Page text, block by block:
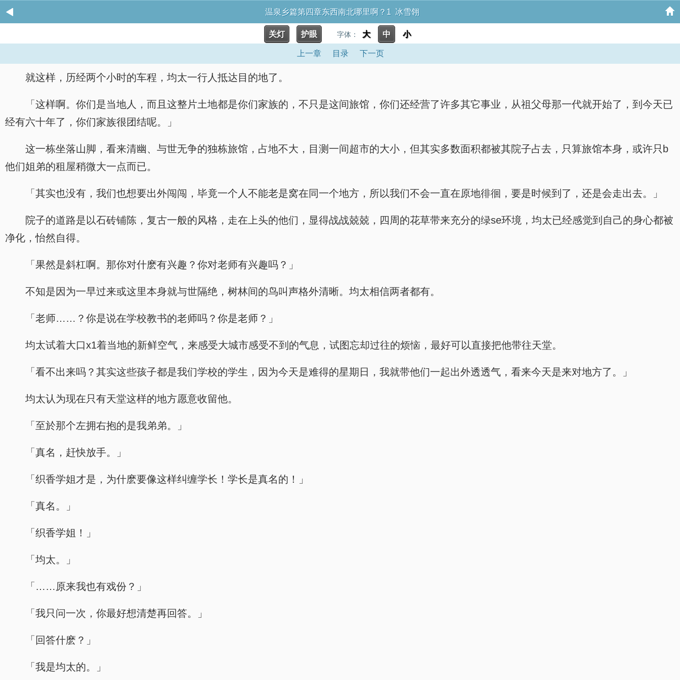
温泉乡篇第四章东西南北哪里啊？1 冰雪翎
关灯 护眼 字体： 大 中 小
上一章 目录 下一页
就这样，历经两个小时的车程，均太一行人抵达目的地了。
「这样啊。你们是当地人，而且这整片土地都是你们家族的，不只是这间旅馆，你们还经营了许多其它事业，从祖父母那一代就开始了，到今天已
经有六十年了，你们家族很团结呢。」
这一栋坐落山脚，看来清幽、与世无争的独栋旅馆，占地不大，目测一间超市的大小，但其实多数面积都被其院子占去，只算旅馆本身，或许只b
他们姐弟的租屋稍微大一点而已。
「其实也没有，我们也想要出外闯闯，毕竟一个人不能老是窝在同一个地方，所以我们不会一直在原地徘徊，要是时候到了，还是会走出去。」
院子的道路是以石砖铺陈，复古一般的风格，走在上头的他们，显得战战兢兢，四周的花草带来充分的绿se环境，均太已经感觉到自己的身心都被
净化，怡然自得。
「果然是斜杠啊。那你对什麽有兴趣？你对老师有兴趣吗？」
不知是因为一早过来或这里本身就与世隔绝，树林间的鸟叫声格外清晰。均太相信两者都有。
「老师……？你是说在学校教书的老师吗？你是老师？」
均太试着大口x1着当地的新鲜空气，来感受大城市感受不到的气息，试图忘却过往的烦恼，最好可以直接把他带往天堂。
「看不出来吗？其实这些孩子都是我们学校的学生，因为今天是难得的星期日，我就带他们一起出外透透气，看来今天是来对地方了。」
均太认为现在只有天堂这样的地方愿意收留他。
「至於那个左拥右抱的是我弟弟。」
「真名，赶快放手。」
「织香学姐才是，为什麽要像这样纠缠学长！学长是真名的！」
「真名。」
「织香学姐！」
「均太。」
「……原来我也有戏份？」
「我只问一次，你最好想清楚再回答。」
「回答什麽？」
「我是均太的。」